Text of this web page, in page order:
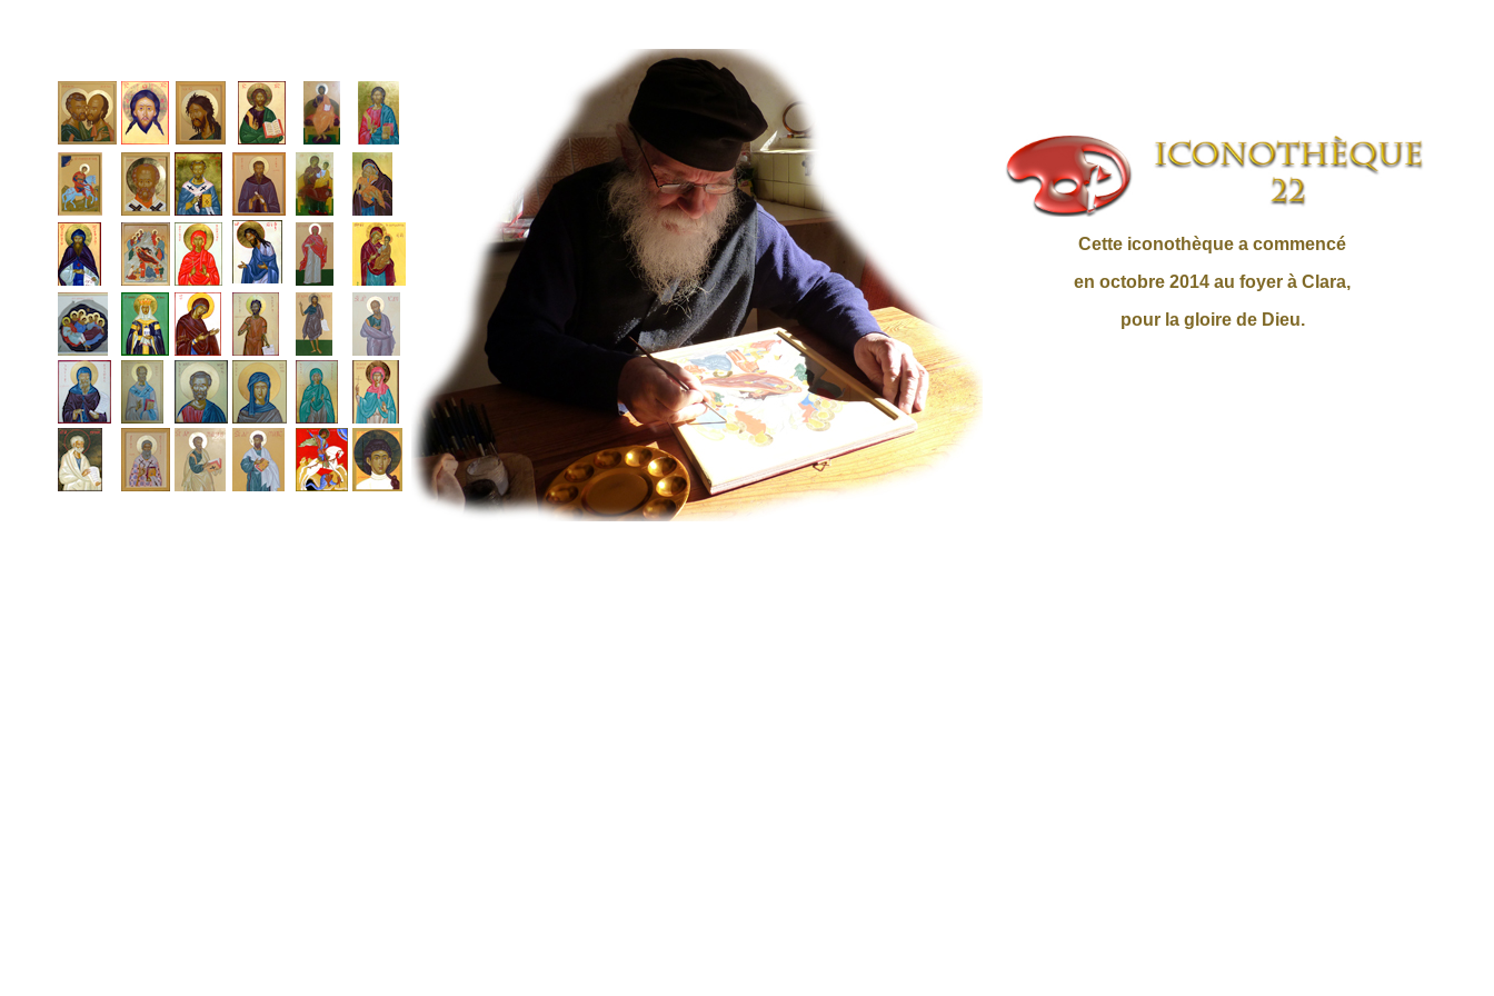
Cette iconothèque a commencé
en octobre 2014 au foyer à Clara,
pour la gloire de Dieu.